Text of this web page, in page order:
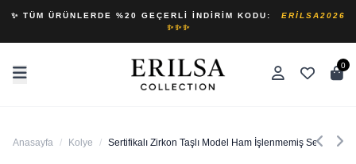
✨ TÜM ÜRÜNLERDE %20 GEÇERLI İNDIRIM KODU:
ERILSA2026
✨✨✨
0
Anasayfa / Kolye / Sertifikalı Zirkon Taşlı Model Ham İşlenmemiş Selenit